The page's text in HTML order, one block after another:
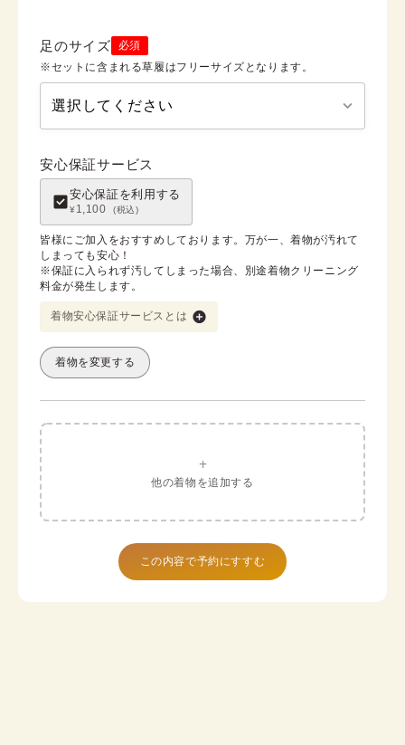
足のサイズ
必須
※セットに含まれる草履はフリーサイズとなります。
安心保証サービス
安心保証を利用する
¥1,100 (税込)
皆様にご加入をおすすめしております。万が一、着物が汚れて
しまっても安心！
※保証に入られず汚してしまった場合、別途着物クリーニング
料金が発生します。
着物安心保証サービスとは
着物を変更する
+
他の着物を追加する
この内容で予約にすすむ